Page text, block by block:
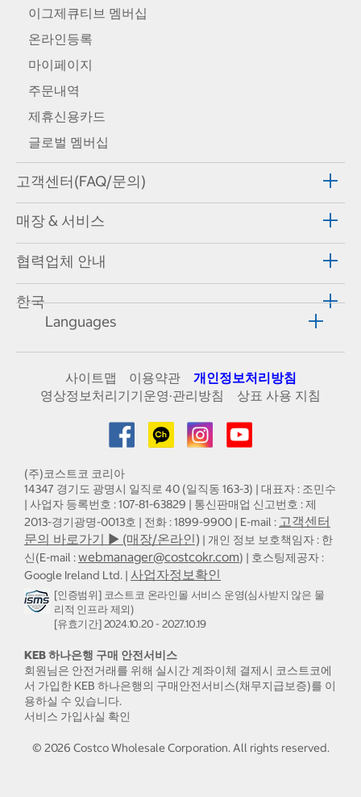
이그제큐티브 멤버십
온라인등록
마이페이지
주문내역
제휴신용카드
글로벌 멤버십
고객센터(FAQ/문의)
매장 & 서비스
협력업체 안내
한국
Languages
사이트맵 이용약관
개인정보처리방침
영상정보처리기기운영·관리방침
상표 사용 지침
(주)코스트코 코리아
14347 경기도 광명시 일직로 40 (일직동 163-3) | 대표자 : 조민수
| 사업자 등록번호 : 107-81-63829 | 통신판매업 신고번호 : 제
2013-경기광명-0013호 | 전화 : 1899-9900 | E-mail : 고객센터
문의 바로가기 ▶ (매장/온라인) | 개인 정보 보호책임자 : 한
신(E-mail :webmanager@costcokr.com) | 호스팅제공자 :
Google Ireland Ltd. | 사업자정보확인
[인증범위] 코스트코 온라인몰 서비스 운영(심사받지 않은 물
리적 인프라 제외)
[유효기간] 2024.10.20 - 2027.10.19
KEB 하나은행 구매 안전서비스
회원님은 안전거래를 위해 실시간 계좌이체 결제시 코스트코에
서 가입한 KEB 하나은행의 구매안전서비스(채무지급보증)를 이
용하실 수 있습니다.
서비스 가입사실 확인
© 2026 Costco Wholesale Corporation. All rights reserved.